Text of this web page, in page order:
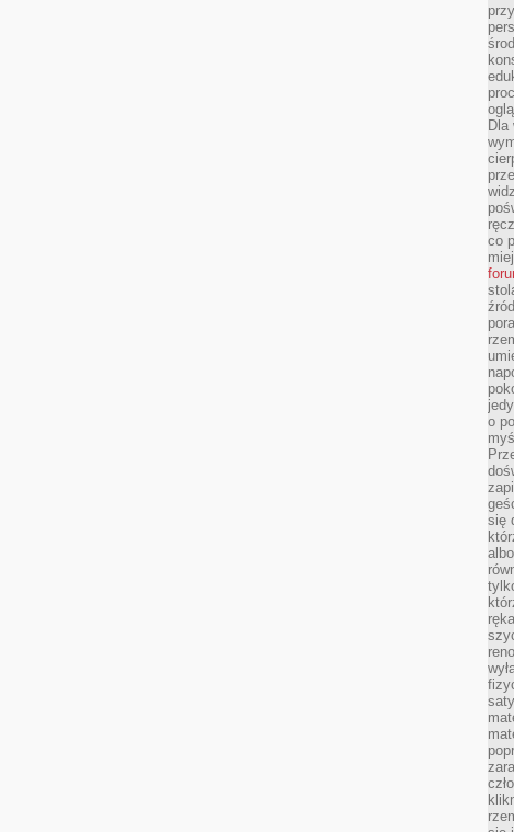
co
o
się